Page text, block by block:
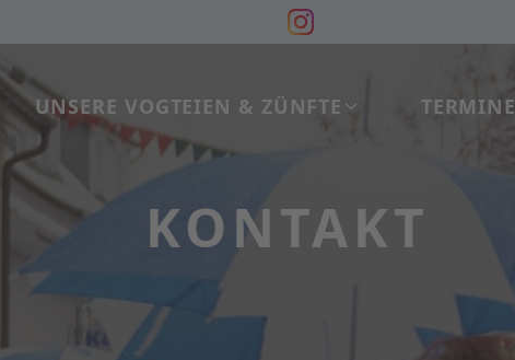
UNSERE VOGTEIEN & ZÜNFTE TERMINE
KONTAKT